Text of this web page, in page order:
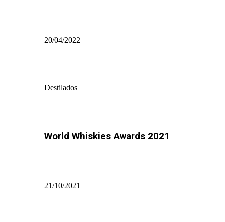
20/04/2022
Destilados
World Whiskies Awards 2021
21/10/2021